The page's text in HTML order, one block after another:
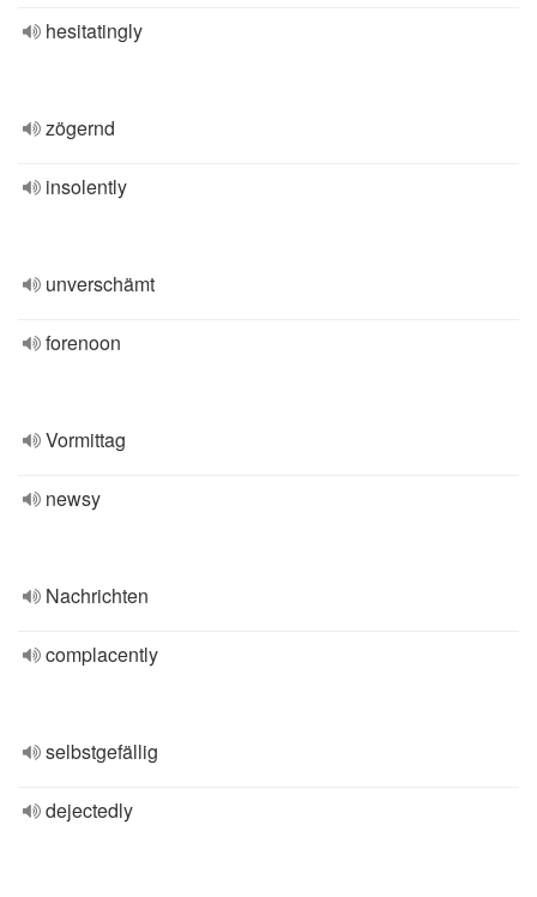
hesitatingly
zögernd
insolently
unverschämt
forenoon
Vormittag
newsy
Nachrichten
complacently
selbstgefällig
dejectedly